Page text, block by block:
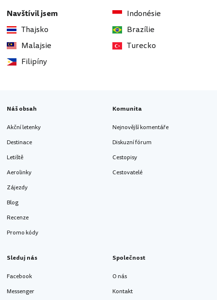
Navštívil jsem
Thajsko
Malajsie
Filipíny
Indonésie
Brazílie
Turecko
Náš obsah
Akční letenky
Destinace
Letiště
Aerolinky
Zájezdy
Blog
Recenze
Promo kódy
Komunita
Nejnovější komentáře
Diskuzní fórum
Cestopisy
Cestovatelé
Sleduj nás
Facebook
Messenger
Společnost
O nás
Kontakt